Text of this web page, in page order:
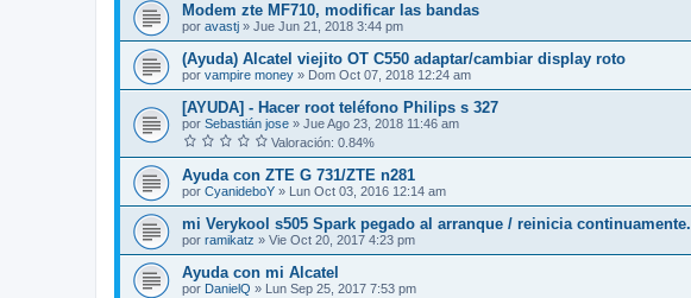
Modem zte MF710, modificar las bandas
por avastj » Jue Jun 21, 2018 3:44 pm
(Ayuda) Alcatel viejito OT C550 adaptar/cambiar display roto
por vampire money » Dom Oct 07, 2018 12:24 am
[AYUDA] - Hacer root teléfono Philips s 327
por Sebastián jose » Jue Ago 23, 2018 11:46 am
Valoración: 0.84%
Ayuda con ZTE G 731/ZTE n281
por CyanideboY » Lun Oct 03, 2016 12:14 am
mi Verykool s505 Spark pegado al arranque / reinicia continuamente.
por ramikatz » Vie Oct 20, 2017 4:23 pm
Ayuda con mi Alcatel
por DanielQ » Lun Sep 25, 2017 7:53 pm